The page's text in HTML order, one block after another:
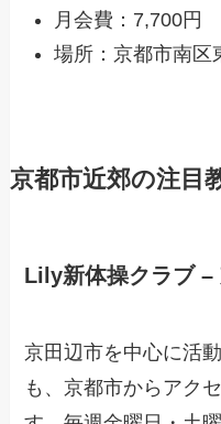
月会費：7,700円
場所：京都市南区
京都市近郊の注目
Lily新体操クラブ –
京田辺市を中心に活
も、京都市からアク